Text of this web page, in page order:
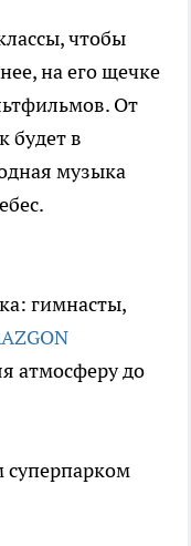
чтобы
на его щечке
От
будет в
музыка
гимнасты,
атмосферу до
суперпарком